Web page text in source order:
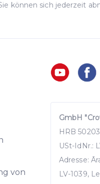
können sich jederzeit
von
GmbH
HRB
USt-IdNr.:
Adresse:
LV-1039,